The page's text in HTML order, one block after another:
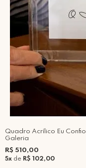
Quadro Acrílico Eu
Galeria
R$ 510,00
5x de R$ 102,00